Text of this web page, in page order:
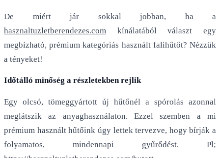
De miért jár sokkal jobban, ha a
hasznaltuzletberendezes.com kínálatából választ egy
megbízható, prémium kategóriás használt falihűtőt? Nézzük
a tényeket!
Időtálló minőség a részletekben rejlik
Egy olcsó, tömeggyártott új hűtőnél a spórolás azonnal
meglátszik az anyaghasználaton. Ezzel szemben a mi
prémium használt hűtőink úgy lettek tervezve, hogy bírják a
folyamatos, mindennapi gyűrődést. Pl;